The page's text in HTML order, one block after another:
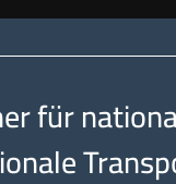
für